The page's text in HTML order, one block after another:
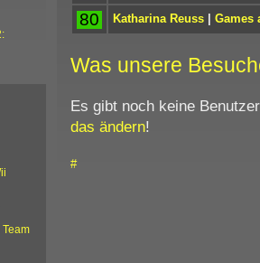
80 Katharina Reuss| Games
Was unsere
Es gibt noch keine
das ändern!
#
Team